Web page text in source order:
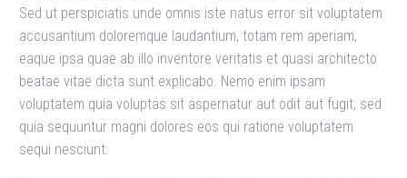
Sed ut perspiciatis unde omnis iste natus error sit voluptatem
accusantium doloremque laudantium, totam rem aperiam,
eaque ipsa quae ab illo inventore veritatis et quasi architecto
beatae vitae dicta sunt explicabo. Nemo enim ipsam
voluptatem quia voluptas sit aspernatur aut odit aut fugit, sed
quia sequuntur magni dolores eos qui ratione voluptatem
sequi nesciunt.